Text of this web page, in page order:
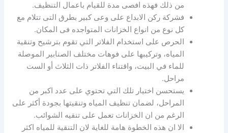
من ذلك فهذه افصى مدة للقيام باعمال التنظيف.
فشركة ركن الابداع على وعى كبير بطرق التى تتلام مع
كل نوع من انواع الخزانات المتواجده فى المكان.
الحرص على استخدام الفلاتر التي تقوم بترشيح وتنقية
المياه، وتركيبها على فوهات مختلف الصنابير الموصلة
للماء في البيت، واقتناء الفلاتر ذات الثلاث أو الست
مراحل.
يستحسن اختيار تلك التي تحتوي على عدد اكبر من
المراحل، لضمان تنظيف المياه وتنقيتها بجودة أكثر على
الرغم من ان الخزانات تعمل على تنقيه الشوائب.
الا ان هذه الخطوة هامة للغاية لان التنقية للمياه اكثر